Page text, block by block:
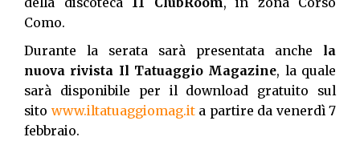
Como.
Durante la serata sarà presentata anche la
nuova rivista Il Tatuaggio Magazine, la quale
sarà disponibile per il download gratuito sul
sito www.iltatuaggiomag.ita partire da venerdì 7
febbraio.